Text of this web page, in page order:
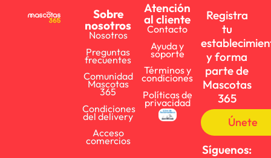
Sobre
nosotros
Nosotros
Preguntas
frecuentes
Comunidad
Mascotas
365
Condiciones
del delivery
Acceso
comercios
Atención
al cliente
Contacto
Ayuda y
soporte
Términos y
condiciones
Políticas de
privacidad
Registra
tu
y forma
parte de
Mascotas
365
Únete
Síguenos: